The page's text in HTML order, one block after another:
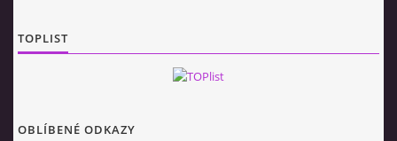
TOPLIST
OBLÍBENÉ ODKAZY